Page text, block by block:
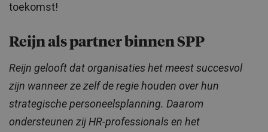
toekomst!
Reijn als partner binnen SPP
Reijn gelooft dat organisaties het meest succesvol
zijn wanneer ze zelf de regie houden over hun
strategische personeelsplanning. Daarom
ondersteunen zij HR-professionals en het